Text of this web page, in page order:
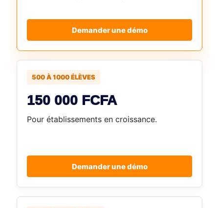
Demander une démo
500 À 1000 ÉLÈVES
150 000 FCFA
Pour établissements en croissance.
Demander une démo